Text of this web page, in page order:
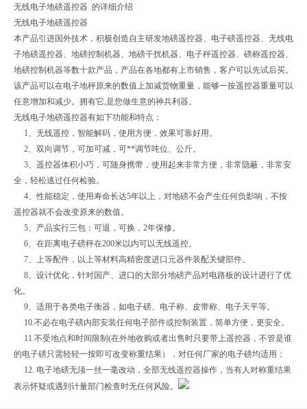
无线电子地磅遥控器 的详细介绍
无线电子地磅遥控器
本产品引进国外技术，积极创造自主研发地磅遥控器、电子磅遥控器、无线电
子地磅遥控器、地磅控制机器、地磅干扰机器、电子秤遥控器、磅称遥控器、
地磅控制机器等数十款产品，产品在各地都有上市销售，客户可以先试后买。
该产品可以在电子地秤原来的数值上加减货物重量，能够一按遥控器重量可以
任意增加和减少。拥有它,是您做生意的神兵利器。
无线电子地磅遥控器有如下功能和特点：
1、无线遥控，智能解码，使用方便，效果可靠好用。
2、双向调节，可加可减，可**调节吨位、公斤。
3、遥控器体积小巧，可随身携带，使用起来非常方便，非常隐蔽，非常安
全，轻松逃过任何检验。
4、性能稳定，使用寿命长达5年以上，对地磅不会产生任何负影响，不按
遥控器就不会改变原来的数值。
5、产品实行三包：可退，可换，2年保修。
6、在距离电子磅秤在200米以内可以无线遥控。
7、上等配件，以上等材料高精密度进口元器件装配关键部件。
8、设计优化，针对国产、进口的大部分地磅产品对电路板的设计进行了优
化。
9、适用于各类电子衡器，如电子磅、电子称、皮带称、电子天平等。
10.不必在电子磅内部安装任何电子部件或控制装置，简单方便，更安全。
11.不受地点和时间限制(在外地收购或者出售时只要带上遥控器，不管是谁
的电子磅只需轻轻一按即可改变称重结果），对任何厂家的电子磅均适用；
12. 电子地磅无须一丝一毫改动，全部无线遥控器操作，当有人对称重结果
表示怀疑或遇到计量部门检查时无任何风险。